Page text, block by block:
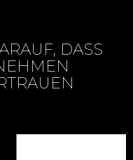
DASS